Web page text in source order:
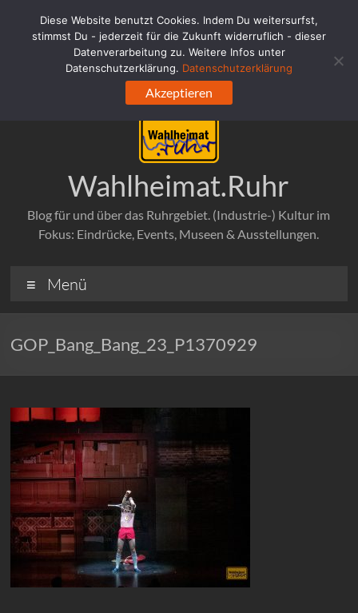
springen
Wahlheimat.Ruhr
Blog für und über das Ruhrgebiet. (Industrie-) Kultur im
Fokus: Eindrücke, Events, Museen & Ausstellungen.
Menü
GOP_Bang_Bang_23_P1370929
Diese Website benutzt Cookies. Indem Du weitersurfst,
stimmst Du - jederzeit für die Zukunft widerruflich - dieser
Datenverarbeitung zu. Weitere Infos unter
Datenschutzerklärung. Datenschutzerklärung
Akzeptieren